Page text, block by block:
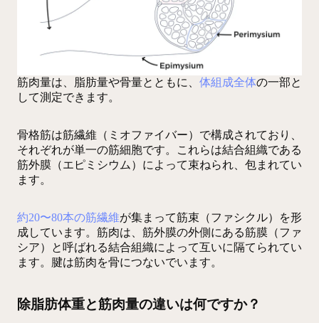
筋肉量は、脂肪量や骨量とともに、 体組成全体の一部と
して測定できます。
骨格筋は筋繊維（ミオファイバー）で構成されており、
それぞれが単一の筋細胞です。これらは結合組織である
筋外膜（エピミシウム）によって束ねられ、包まれてい
ます。
約20〜80本の筋繊維が集まって筋束（ファシクル）を形
成しています。筋肉は、筋外膜の外側にある筋膜（ファ
シア）と呼ばれる結合組織によって互いに隔てられてい
ます。腱は筋肉を骨につないでいます。
除脂肪体重と筋肉量の違いは何ですか？